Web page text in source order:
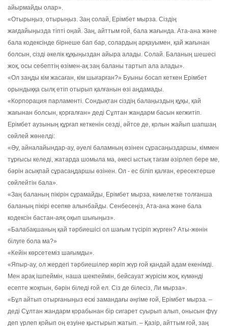
айырмайды олар».
«Отырыңыз, отырыңыз. Заң солай, Ерімбет мырза. Сіздің
жағдайыңызда тіпті оңай. Заң, айттым ғой, бала жағында. Ата-ана және
бала кодексінде бірнеше бап бар, солардың арқауымен, қай жағынан
болсын, сізді әкелік құқыңыздан айыра алады. Солай. Баланың шешесі
жоқ, осы себептің өзімен-ақ заң баланы тартып ала алады».
«Ол заңды кім жасаған, кім шығарған?» Буыны босап кеткен Ерімбет
орындыққа сылқ етіп отырып қалғанын өзі аңдамады.
«Корпорация парламенті. Сондықтан сіздің балаңыздың құқы, қай
жағынан болсын, қорғалған» деді Сұлтан жандарм басын кегжитіп.
Ерімбет аузының құрғап кеткенін сезді, әйтсе де, қолын жайып шапшаң
сөйлей жөнелді:
«Әу, айналайындар-ау, әуелі баламның өзінен сұрасаңыздаршы, кіммен
тұрғысы келеді, жатарда шомыла ма, әкесі ыстық тағам әзірлеп бере ме,
бәрін асықпай сұрасаңдаршы өзінен. Ол - ес біліп қалған, ересектерше
сөйлейтін бала».
«Заң баланың пікірін сұрамайды, Ерімбет мырза, кәмелетке толғанша
баланың пікірі есепке алынбайды. Сенбесеңіз, Ата-ана және бала
кодексін бастан-аяқ оқып шығыңыз».
«Балабақшаның қай тәрбиешісі ол шағым түсіріп жүрген? Аты-жөнін
білуге бола ма?»
«Кейін көрсетеміз шағымды».
«Япыр-ау, ол жердегі тәрбиешілер көріп жүр ғой қандай адам екенімді.
Мен арақ ішпеймін, наша шекпеймін, бейсауат жүрісім жоқ, күмәнді
есепте жоқпын, бәрін біледі ғой ел. Cіз де білесіз, Ли мырза».
«Бұл айтып отырғаныңыз ескі замандағы әңгіме ғой, Ерімбет мырза. –
деді Сұлтан жандарм қорабынан бір сигарет суырып алып, онысын фүу
деп үрлеп қойып оң езуіне қыстырып жатып. – Қазір, айттым ғой, заң